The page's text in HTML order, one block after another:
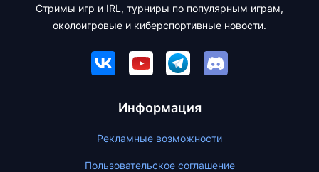
Стримы игр и IRL, турниры по популярным играм,
околоигровые и киберспортивные новости.
Информация
Рекламные возможности
Пользовательское соглашение